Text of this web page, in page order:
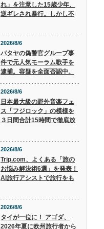
れ」を注意した15歳少年、
逆ギレされ暴行。しかし不
2026/8/6
パタヤの偽警官グループ事
件で元人気モーラム歌手を
逮捕。容疑を全面否認中。
2026/8/6
日本最大級の野外音楽フェ
ス「フジロック」の模様を
３日間合計15時間で徹底放
2026/8/6
Trip.com、よくある「旅の
お悩み解決術6選」を発表！
AI旅行アシストで旅行をも
2026/8/6
タイが一位に！ アゴダ、
2026年夏に欧州旅行者から